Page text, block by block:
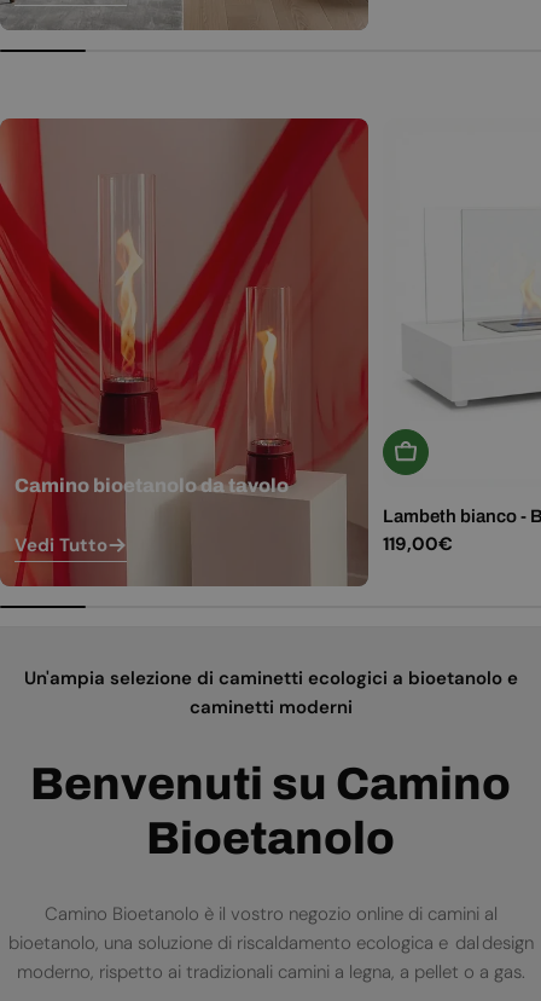
Camino bioetanolo da tavolo
Vedi Tutto
Aggiungi Al
Lambeth bianco -
Prezzo
119,00€
Un'ampia selezione di caminetti ecologici a bioetanolo e
caminetti moderni
Benvenuti su Camino
Bioetanolo
Camino Bioetanolo è il vostro negozio online di camini al
bioetanolo, una soluzione di riscaldamento ecologica e dal design
moderno, rispetto ai tradizionali camini a legna, a pellet o a gas.